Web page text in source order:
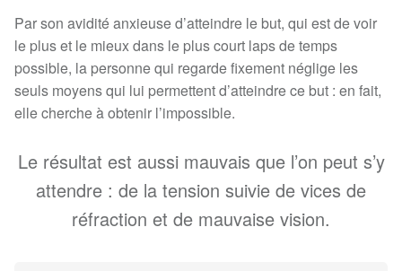
Par son avidité anxieuse d’atteindre le but, qui est de voir
le plus et le mieux dans le plus court laps de temps
possible, la personne qui regarde fixement néglige les
seuls moyens qui lui permettent d’atteindre ce but : en fait,
elle cherche à obtenir l’impossible.
Le résultat est aussi mauvais que l’on peut s’y
attendre : de la tension suivie de vices de
réfraction et de mauvaise vision.